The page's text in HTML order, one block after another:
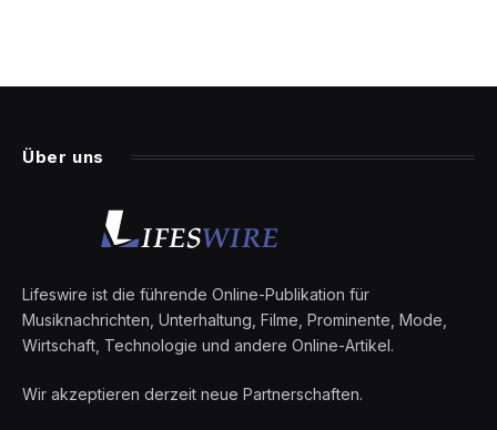
Über uns
Lifeswire ist die führende Online-Publikation für
Musiknachrichten, Unterhaltung, Filme, Prominente, Mode,
Wirtschaft, Technologie und andere Online-Artikel.
Wir akzeptieren derzeit neue Partnerschaften.